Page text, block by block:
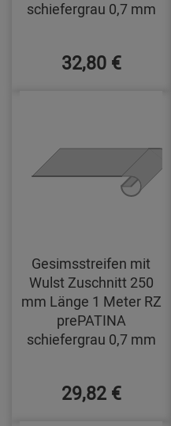
schiefergrau 0,7 mm
32,80 €
Gesimsstreifen mit
Wulst Zuschnitt 250
mm Länge 1 Meter RZ
prePATINA
schiefergrau 0,7 mm
29,82 €